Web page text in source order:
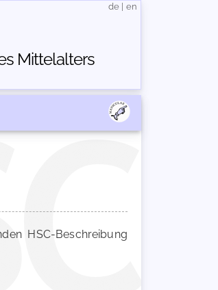
Mittelalters
de en
HSC-Beschreibung